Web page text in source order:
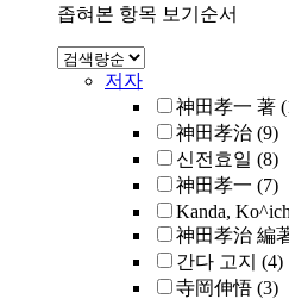
좁혀본 항목 보기순서
저자
神田孝一 著
神田孝治 (9)
신전효일 (8)
神田孝一 (7)
Kanda,
神田孝治 編
간다 고지 (4)
寺岡伸悟 (3)